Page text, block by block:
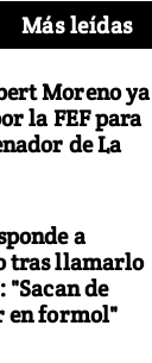
Más leídas
Moreno ya
la FEF para
de La
a
tras llamarlo
de
en formol"